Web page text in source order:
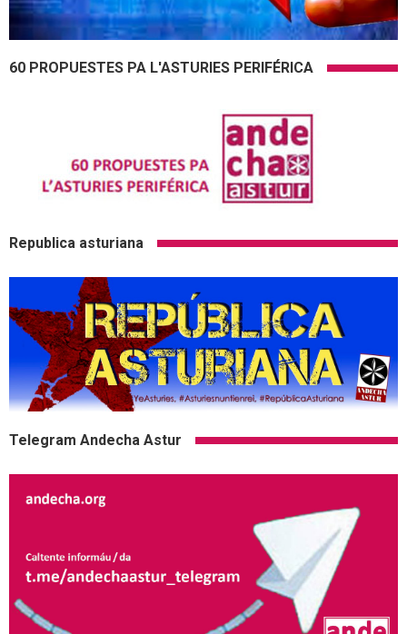
60 PROPUESTES PA L'ASTURIES PERIFÉRICA
Republica asturiana
Telegram Andecha Astur